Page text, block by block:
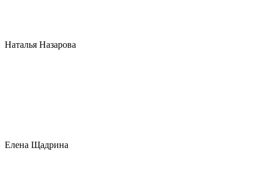
Наталья Назарова
Елена Щадрина